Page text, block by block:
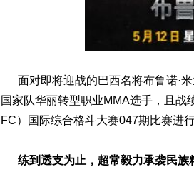
面对即将迎战的巴西名将布鲁诺·米
国家队华丽转型职业MMA选手，且
FC）国际综合格斗大赛047期比赛进
练到透支为止，超常毅力承袭民族